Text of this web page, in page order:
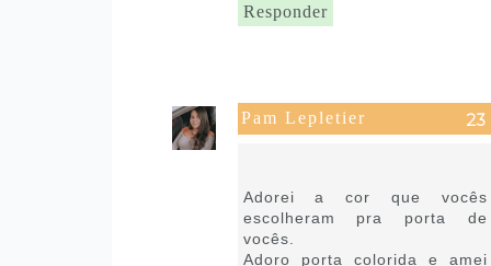
Responder
Pam Lepletier
Adorei a cor que vocês
escolheram pra porta de
vocês.
Adoro porta colorida e amei